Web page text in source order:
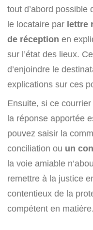
tout d’abord possible
le locataire par lettre
de réception en
sur l’état des lieux.
d’enjoindre le
explications sur ces
Ensuite, si ce
la réponse apportée
pouvez saisir la
conciliation ou un
la voie amiable
remettre à la justice
contentieux de la
compétent en matière.